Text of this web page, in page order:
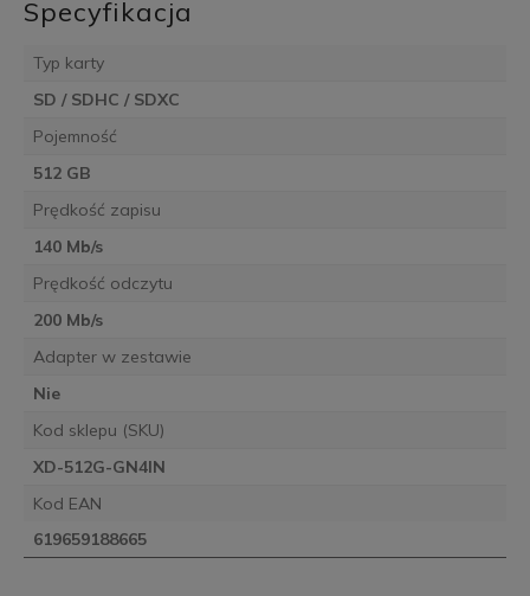
Specyfikacja
Typ karty
SD / SDHC / SDXC
Pojemność
512 GB
Prędkość zapisu
140 Mb/s
Prędkość odczytu
200 Mb/s
Adapter w zestawie
Nie
Kod sklepu (SKU)
XD-512G-GN4IN
Kod EAN
619659188665